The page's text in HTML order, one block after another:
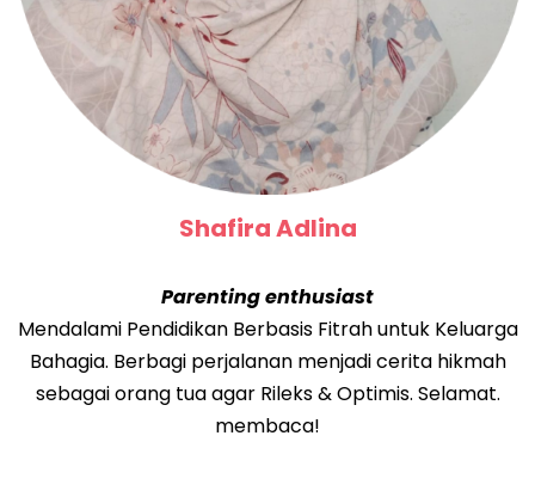
Shafira Adlina
Parenting enthusiast
Mendalami Pendidikan Berbasis Fitrah untuk Keluarga
Bahagia. Berbagi perjalanan menjadi cerita hikmah
sebagai orang tua agar Rileks & Optimis. Selamat.
membaca!